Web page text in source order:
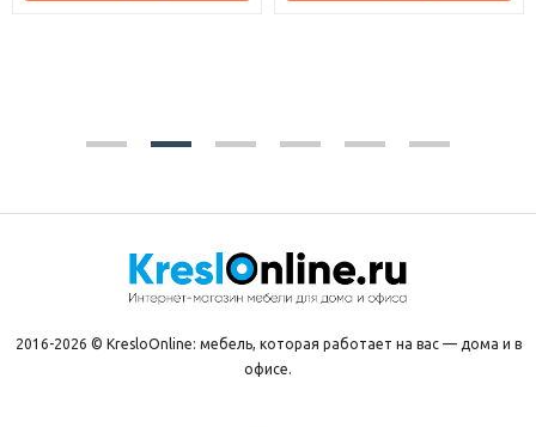
2016-2026 © KresloOnline: мебель, которая работает на вас — дома и в
офисе.